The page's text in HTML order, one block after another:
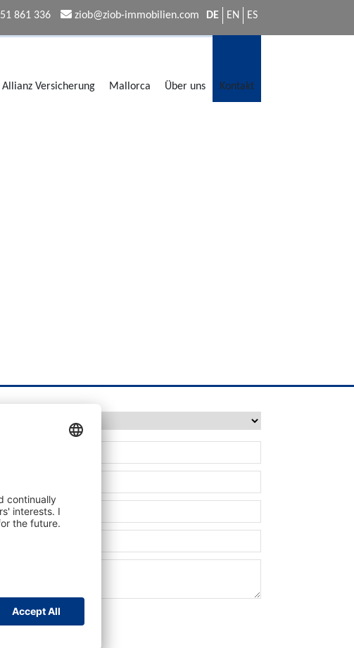
861 336 ziob@ziob-immobilien.com DE EN ES
Allianz Versicherung Mallorca Über uns Kontakt